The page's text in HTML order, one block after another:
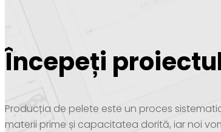
Începeți
Producția de pelete este un proces
materii prime și capacitatea dorită, iar noi